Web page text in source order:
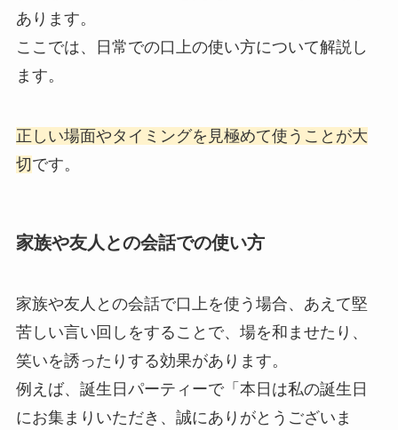
あります。
ここでは、日常での口上の使い方について解説し
ます。
正しい場面やタイミングを見極めて使うことが大
切です。
家族や友人との会話での使い方
家族や友人との会話で口上を使う場合、あえて堅
苦しい言い回しをすることで、場を和ませたり、
笑いを誘ったりする効果があります。
例えば、誕生日パーティーで「本日は私の誕生日
にお集まりいただき、誠にありがとうございま